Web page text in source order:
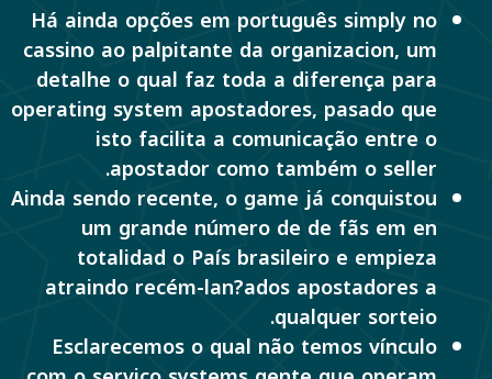
Há ainda opções em português simply no
cassino ao palpitante da organizacion, um
detalhe o qual faz toda a diferença para
operating system apostadores, pasado que
isto facilita a comunicação entre o
apostador como também o seller.
Ainda sendo recente, o game já conquistou
um grande número de de fãs em en
totalidad o País brasileiro e empieza
atraindo recém-lan?ados apostadores a
qualquer sorteio.
Esclarecemos o qual não temos vínculo